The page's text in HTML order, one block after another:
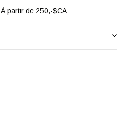
À partir de 250,-$CA